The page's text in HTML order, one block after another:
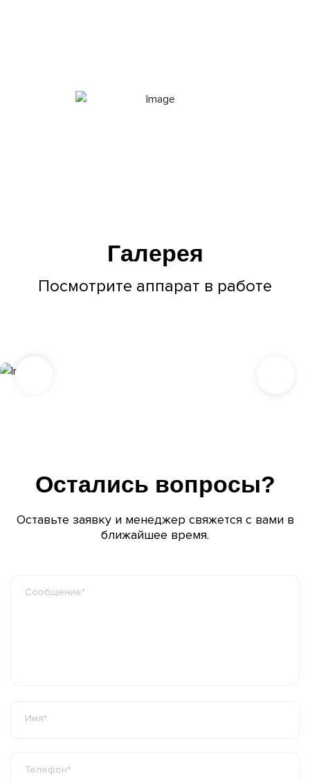
Галерея
Посмотрите аппарат в работе
Остались вопросы?
Оставьте заявку и менеджер свяжется с вами в
ближайшее время.